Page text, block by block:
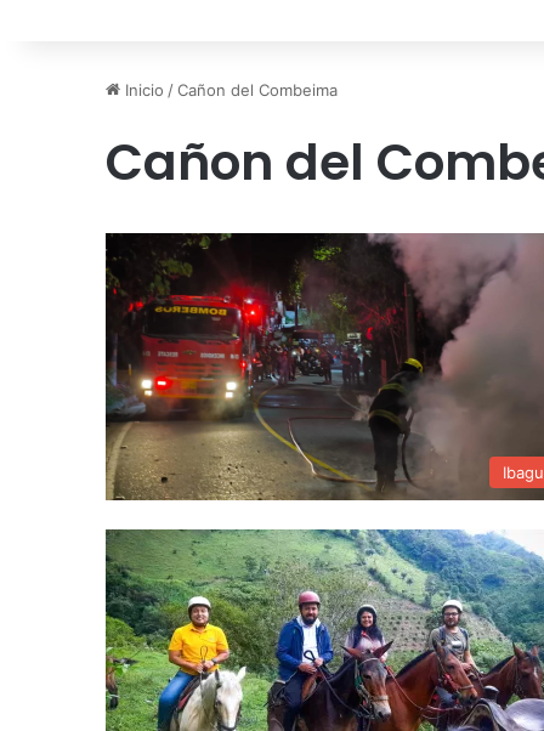
Inicio /Cañon del Combeima
Cañon del